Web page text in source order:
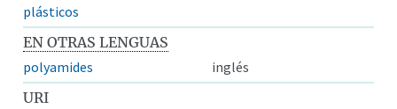
plásticos
EN OTRAS LENGUAS
polyamides
inglés
URI